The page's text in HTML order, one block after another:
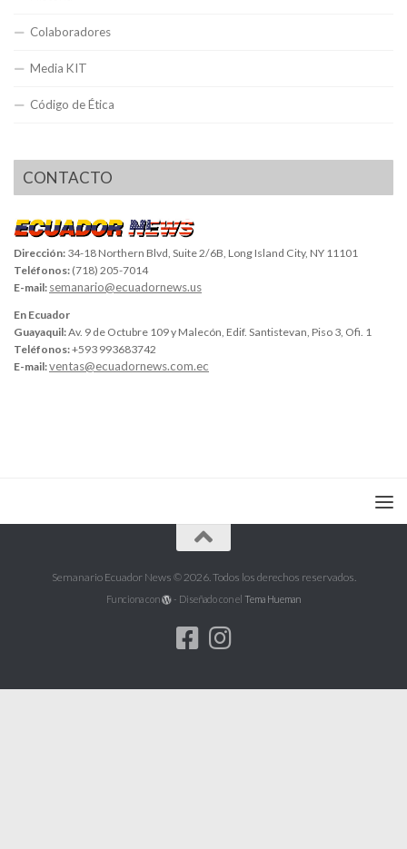
Colaboradores
Media KIT
Código de Ética
CONTACTO
Dirección: 34-18 Northern Blvd, Suite 2/6B, Long Island City, NY 11101
Teléfonos: (718) 205-7014
E-mail: semanario@ecuadornews.us
En Ecuador
Guayaquil:Av. 9 de Octubre 109 y Malecón, Edif. Santistevan, Piso 3, Ofi. 1
Teléfonos:+593 993683742
E-mail:ventas@ecuadornews.com.ec
Semanario Ecuador News © 2026. Todos los derechos reservados.
Funciona con - Diseñado con el Tema Hueman